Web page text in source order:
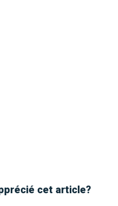
cet article?